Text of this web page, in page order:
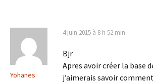
Yohanes
4 juin 2015 à 8 h 52 min
Bjr
Apres avoir créer la base
j’aimerais savoir